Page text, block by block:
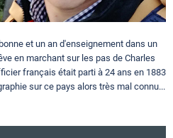
et un an d'enseignement dans un
en marchant sur les pas de Charles
français était parti à 24 ans en 1883
sur ce pays alors très mal connu...